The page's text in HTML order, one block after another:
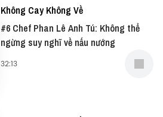
Không Cay Không Về
#6 Chef Phan Lê Anh Tú: Không thể
ngừng suy nghĩ về nấu nướng
32:13